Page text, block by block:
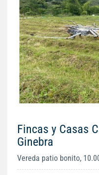
Fincas y Casas
Ginebra
Vereda patio bonito,